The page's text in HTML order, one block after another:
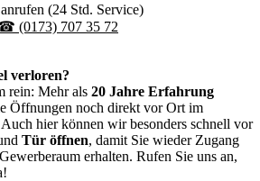
(24 Std. Service)
(0173) 707 35 72
verloren?
rein: Mehr als 20 Jahre Erfahrung
Öffnungen noch direkt vor Ort im
hier können wir besonders schnell vor
Tür öffnen, damit Sie wieder Zugang
erhalten. Rufen Sie uns an,